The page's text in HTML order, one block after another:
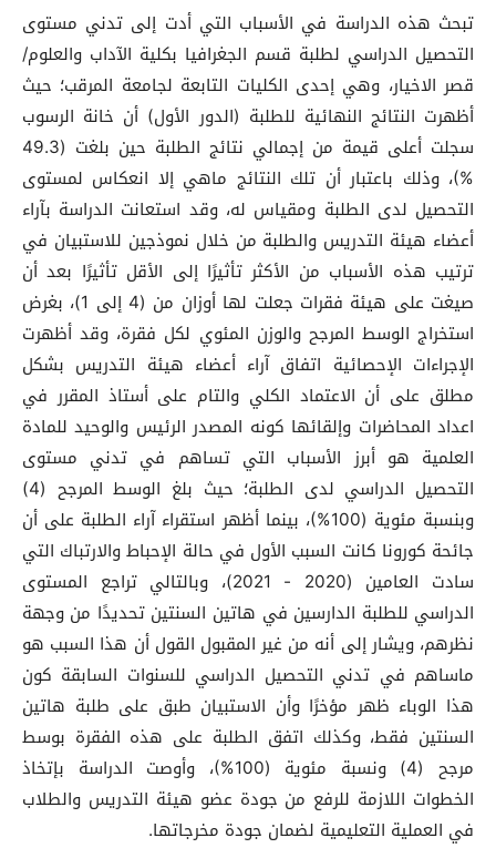
تبحث هذه الدراسة في الأسباب التي أدت إلى تدني مستوى
التحصيل الدراسي لطلبة قسم الجغرافيا بكلية الآداب والعلوم/
قصر الاخيار، وهي إحدى الكليات التابعة لجامعة المرقب؛ حيث
أظهرت النتائج النهائية للطلبة (الدور الأول) أن خانة الرسوب
سجلت أعلى قيمة من إجمالي نتائج الطلبة حين بلغت (49.3
%)، وذلك باعتبار أن تلك النتائج ماهي إلا انعكاس لمستوى
التحصيل لدى الطلبة ومقياس له، وقد استعانت الدراسة بآراء
أعضاء هيئة التدريس والطلبة من خلال نموذجين للاستبيان في
ترتيب هذه الأسباب من الأكثر تأثيرًا إلى الأقل تأثيرًا بعد أن
صيغت على هيئة فقرات جعلت لها أوزان من (4 إلى 1)، بغرض
استخراج الوسط المرجح والوزن المئوي لكل فقرة، وقد أظهرت
الإجراءات الإحصائية اتفاق آراء أعضاء هيئة التدريس بشكل
مطلق على أن الاعتماد الكلي والتام على أستاذ المقرر في
اعداد المحاضرات وإلقائها كونه المصدر الرئيس والوحيد للمادة
العلمية هو أبرز الأسباب التي تساهم في تدني مستوى
التحصيل الدراسي لدى الطلبة؛ حيث بلغ الوسط المرجح (4)
وبنسبة مئوية (100%)، بينما أظهر استقراء آراء الطلبة على أن
جائحة كورونا كانت السبب الأول في حالة الإحباط والارتباك التي
سادت العامين (2020 - 2021)، وبالتالي تراجع المستوى
الدراسي للطلبة الدارسين في هاتين السنتين تحديدًا من وجهة
نظرهم، ويشار إلى أنه من غير المقبول القول أن هذا السبب هو
ماساهم في تدني التحصيل الدراسي للسنوات السابقة كون
هذا الوباء ظهر مؤخرًا وأن الاستبيان طبق على طلبة هاتين
السنتين فقط، وكذلك اتفق الطلبة على هذه الفقرة بوسط
مرجح (4) ونسبة مئوية (100%)، وأوصت الدراسة بإتخاذ
الخطوات اللازمة للرفع من جودة عضو هيئة التدريس والطلاب
في العملية التعليمية لضمان جودة مخرجاتها.